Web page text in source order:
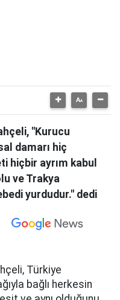
"Kurucu
damarı hiç
hiçbir ayrım kabul
ve Trakya
yurdudur." dedi
Türkiye
bağlı herkesin